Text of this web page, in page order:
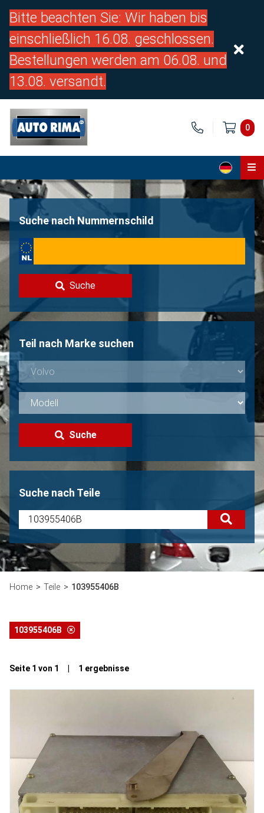
Bitte beachten Sie: Wir haben bis
einschließlich 16.08. geschlossen.
Bestellungen werden am 06.08. und
13.08. versandt.
0
Home
Über uns
Volvo Verkaufen?
Nicht gefunden?
Suche nach Nummernschild
Suche
Teil nach Marke suchen
Suche
Suche nach Teile
Home Teile 103955406B
103955406B
Seite 1 von 1 | 1 ergebnisse